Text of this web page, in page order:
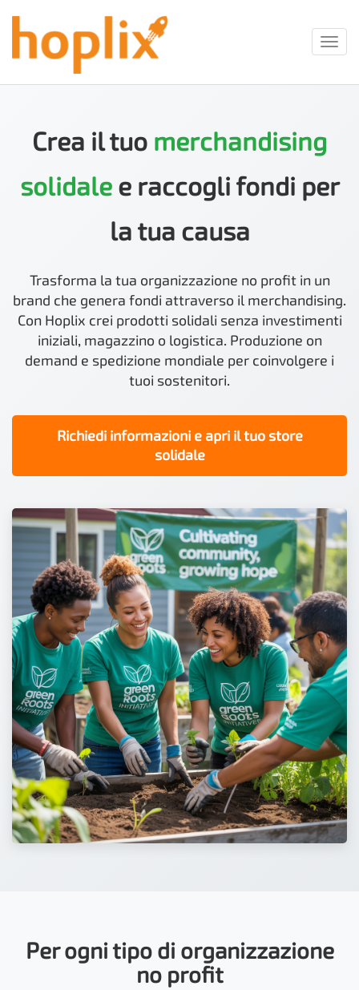
Crea il tuo merchandising
solidalee raccogli fondi per
la tua causa
Trasforma la tua organizzazione no profit in un
brand che genera fondi attraverso il merchandising.
Con Hoplix crei prodotti solidali senza investimenti
iniziali, magazzino o logistica. Produzione on
demand e spedizione mondiale per coinvolgere i
tuoi sostenitori.
Richiedi informazioni e apri il tuo store
solidale
Per ogni tipo di organizzazione
no profit